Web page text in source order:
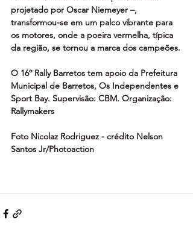
projetado por Oscar Niemeyer –,
transformou-se em um palco vibrante para
os motores, onde a poeira vermelha, típica
da região, se tornou a marca dos campeões.
O 16º Rally Barretos tem apoio da Prefeitura
Municipal de Barretos, Os Independentes e
Sport Bay. Supervisão: CBM. Organização:
Rallymakers
Foto Nicolaz Rodriguez - crédito Nelson
Santos Jr/Photoaction